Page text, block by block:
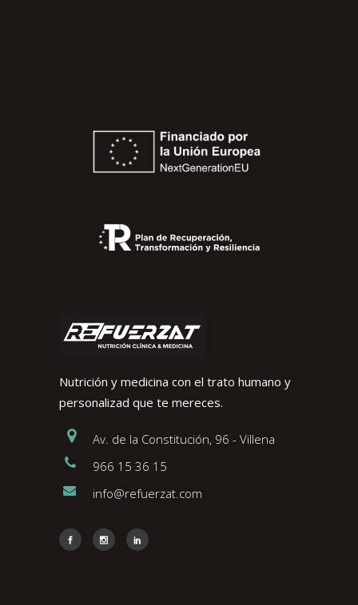
Nutrición y medicina con el trato humano y
personalizad que te mereces.
Av. de la Constitución, 96 - Villena
966 15 36 15
info@refuerzat.com